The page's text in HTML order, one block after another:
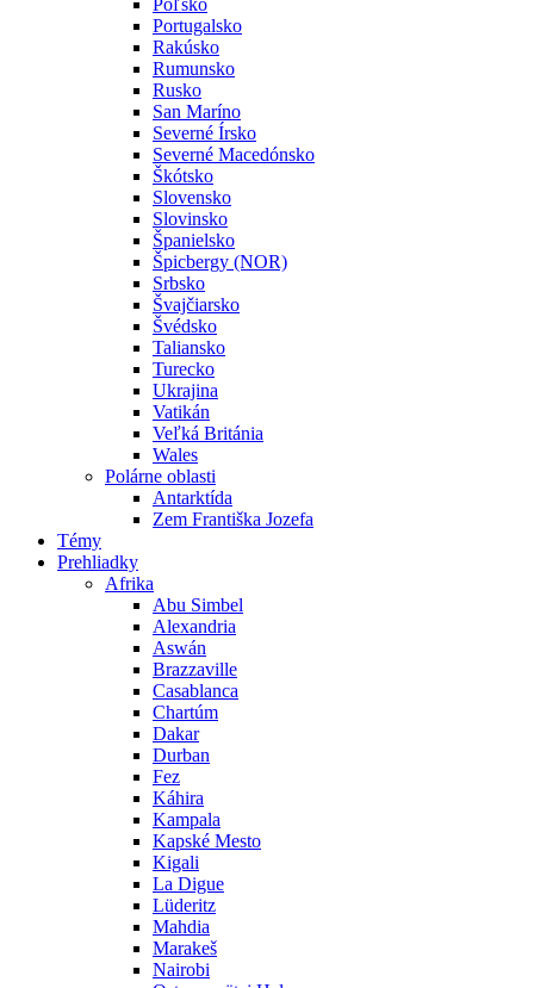
Poľsko
Portugalsko
Rakúsko
Rumunsko
Rusko
San Maríno
Severné Írsko
Severné Macedónsko
Škótsko
Slovensko
Slovinsko
Španielsko
Špicbergy (NOR)
Srbsko
Švajčiarsko
Švédsko
Taliansko
Turecko
Ukrajina
Vatikán
Veľká Británia
Wales
Polárne oblasti
Antarktída
Zem Františka Jozefa
Témy
Prehliadky
Afrika
Abu Simbel
Alexandria
Aswán
Brazzaville
Casablanca
Chartúm
Dakar
Durban
Fez
Káhira
Kampala
Kapské Mesto
Kigali
La Digue
Lüderitz
Mahdia
Marakeš
Nairobi